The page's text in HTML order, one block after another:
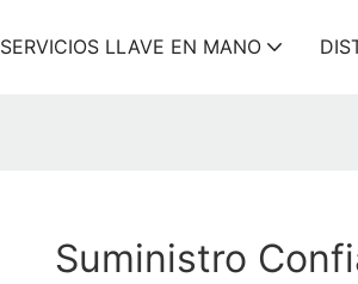
SERVICIOS LLAVE EN MANO
Suministro